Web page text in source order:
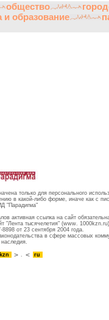
общество
и образование
только для персонального
в какой-либо форме, иначе как с
"Парадигма"
активная ссылка на сайт
"Лента тысячелетия" (www. 1000kzn.ru)
от 23 сентября 2004 года.
в сфере массовых
наследия.
. ru